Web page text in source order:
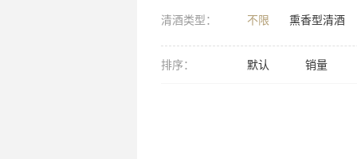
清酒类型： 不限 熏香型清酒
排序： 默认 销量